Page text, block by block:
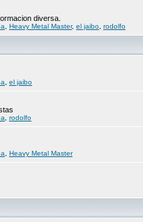
diversa.
Heavy Metal Master, el jaibo rodolfo
el jaibo
rodolfo
Heavy Metal Master